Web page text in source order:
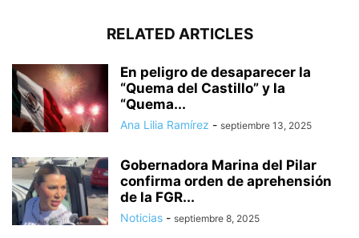
RELATED ARTICLES
En peligro de desaparecer la
“Quema del Castillo” y la
“Quema...
Ana Lilia Ramírez - septiembre 13, 2025
Gobernadora Marina del Pilar
confirma orden de aprehensión
de la FGR...
Noticias - septiembre 8, 2025